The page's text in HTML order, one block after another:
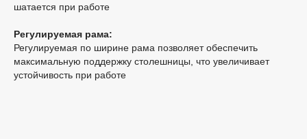
шатается при работе
Регулируемая рама:
Регулируемая по ширине рама позволяет обеспечить
максимальную поддержку столешницы, что увеличивает
устойчивость при работе